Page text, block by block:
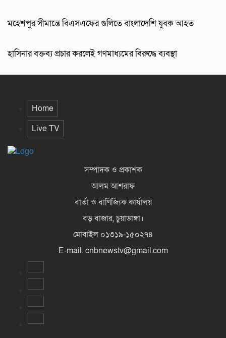
মহেশপুর সীমান্তে বিএসএফের গুলিতে বাংলাদেশি যুবক আহত
হাসিনার বক্তব্য প্রচার করলেই গণমাধ্যমের বিরুদ্ধে ব্যবস্থা
Home
Live TV
সম্পাদক ও প্রকাশক
আলম আশরাফ
বার্তা ও বাণিজ্যিক কার্যালয়
বড় বাজার, চুয়াডাঙ্গা।
মোবাইল ০১৩১৯-১৫০২৭৪
E-mail. cnbnewstv@gmail.com